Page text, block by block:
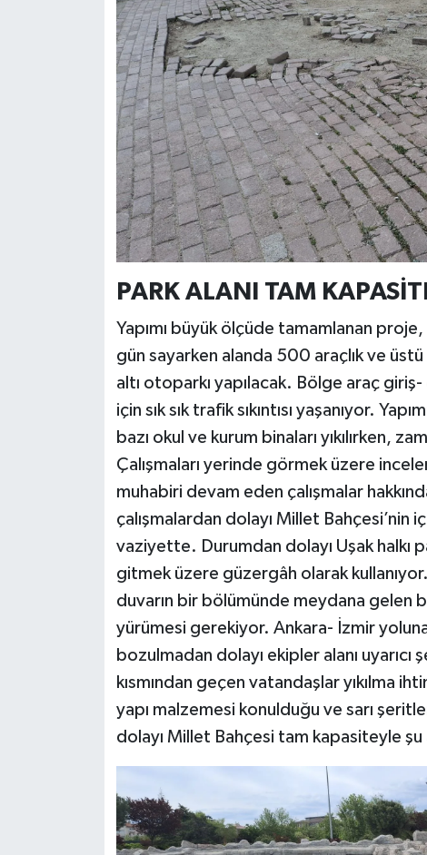
PARK ALANI TAM
Yapımı büyük ölçüde tamamlanan
gün sayarken alanda 500 araçlık ve
altı otoparkı yapılacak. Bölge araç giriş-
için sık sık trafik sıkıntısı yaşanıyor.
bazı okul ve kurum binaları yıkılırken,
Çalışmaları yerinde görmek üzere
muhabiri devam eden çalışmalar
çalışmalardan dolayı Millet Bahçesi’nin
vaziyette. Durumdan dolayı Uşak halkı
gitmek üzere güzergâh olarak
duvarın bir bölümünde meydana gelen
yürümesi gerekiyor. Ankara- İzmir
bozulmadan dolayı ekipler alanı
kısmından geçen vatandaşlar yıkılma
yapı malzemesi konulduğu ve sarı
dolayı Millet Bahçesi tam kapasiteyle şu